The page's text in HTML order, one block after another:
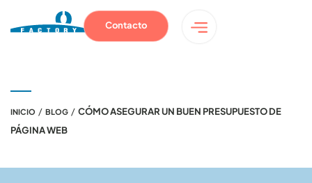
Contacto
INICIO / BLOG / CÓMO ASEGURAR UN BUEN PRESUPUESTO DE
PÁGINA WEB